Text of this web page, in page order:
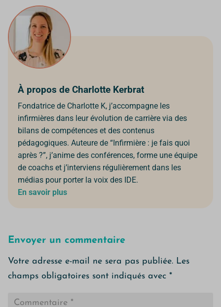
À propos de Charlotte Kerbrat
Fondatrice de Charlotte K, j’accompagne les
infirmières dans leur évolution de carrière via des
bilans de compétences et des contenus
pédagogiques. Auteure de “Infirmière : je fais quoi
après ?”, j’anime des conférences, forme une équipe
de coachs et j’interviens régulièrement dans les
médias pour porter la voix des IDE.
En savoir plus
Envoyer un commentaire
Votre adresse e-mail ne sera pas publiée. Les
champs obligatoires sont indiqués avec *